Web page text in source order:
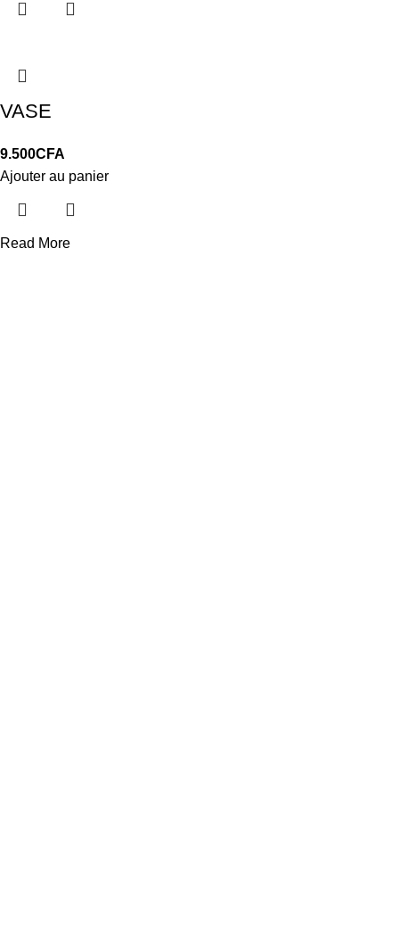
VASE
9.500CFA
Ajouter au panier
Read More